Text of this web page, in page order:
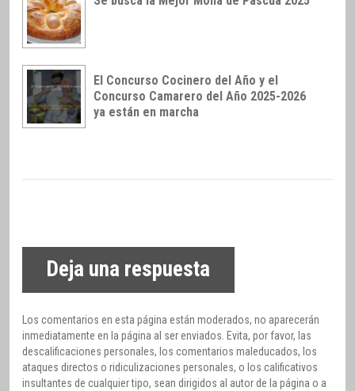
El Concurso Cocinero del Año y el
Concurso Camarero del Año 2025-2026
ya están en marcha
Deja una respuesta
Los comentarios en esta página están moderados, no aparecerán
inmediatamente en la página al ser enviados. Evita, por favor, las
descalificaciones personales, los comentarios maleducados, los
ataques directos o ridiculizaciones personales, o los calificativos
insultantes de cualquier tipo, sean dirigidos al autor de la página o a